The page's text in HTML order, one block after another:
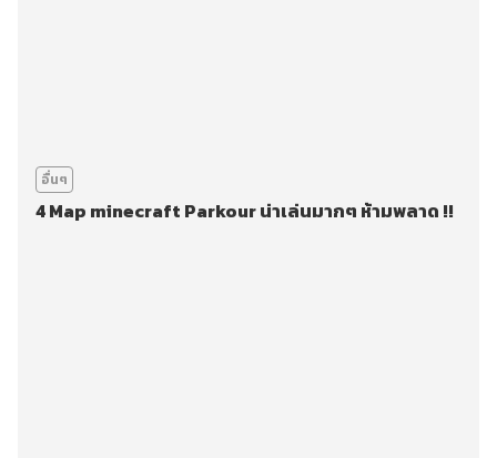
อื่นๆ
4 Map minecraft Parkour น่าเล่นมากๆ ห้ามพลาด !!